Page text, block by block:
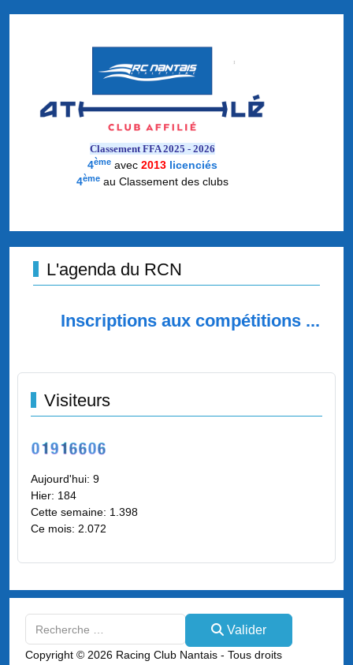
Classement FFA 2025 - 2026
4èmeavec2013 licenciés
4èmeau Classement des clubs
L'agenda du RCN
Inscriptions aux compétitions ...
Visiteurs
Aujourd'hui: 9
Hier: 184
Cette semaine: 1.398
Ce mois: 2.072
Type 2 or more characters for results.
Valider
Copyright © 2026 Racing Club Nantais - Tous droits